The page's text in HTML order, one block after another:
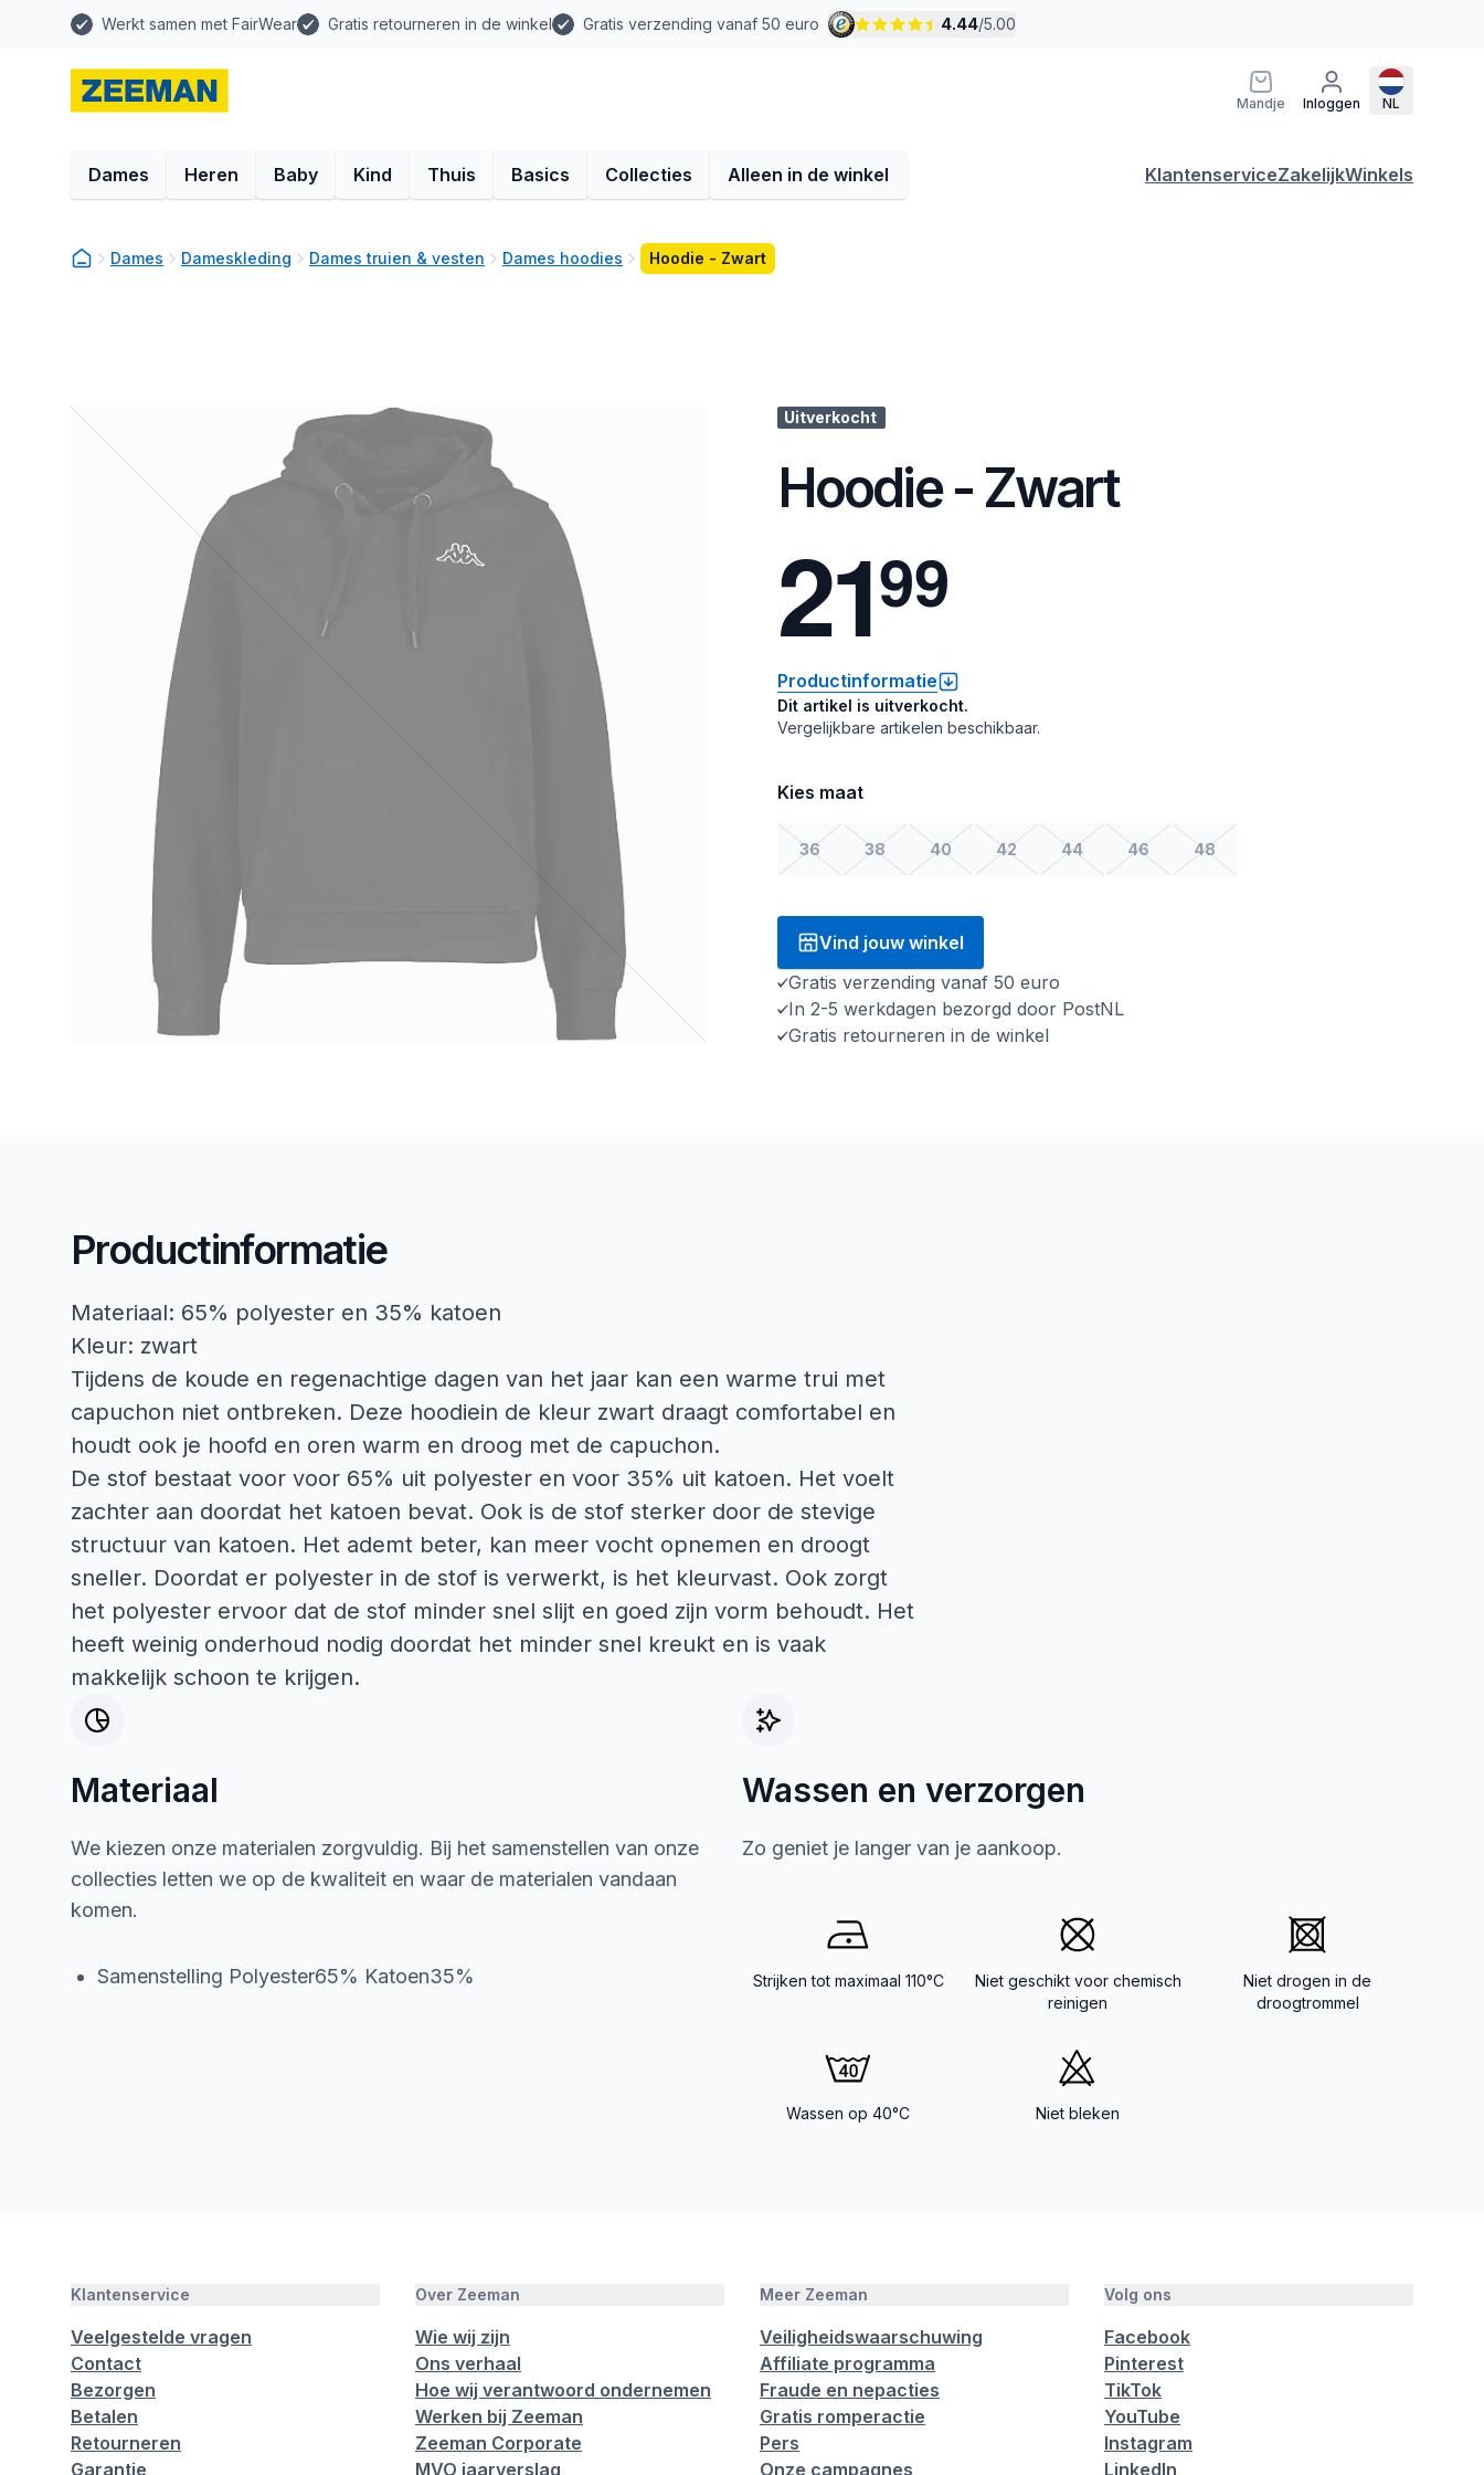
Werkt samen met FairWear Gratis retourneren in de winkel Gratis verzending vanaf 50 euro 4.44/5.00
Mandje Inloggen NL
Dames Heren Baby Kind Thuis Basics Collecties Alleen in de winkel KlantenserviceZakelijkWinkels
Dames Dameskleding Dames truien & vesten Dames hoodies Hoodie - Zwart
Uitverkocht
Hoodie - Zwart
2199
Productinformatie
Dit artikel is uitverkocht.
Vergelijkbare artikelen beschikbaar.
Kies maat
36 38 40 42 44 46 48
Vind jouw winkel
Gratis verzending vanaf 50 euro
In 2-5 werkdagen bezorgd door PostNL
Gratis retourneren in de winkel
Productinformatie
Materiaal: 65% polyester en 35% katoen
Kleur: zwart
Tijdens de koude en regenachtige dagen van het jaar kan een warme trui met
capuchon niet ontbreken. Deze hoodiein de kleur zwart draagt comfortabel en
houdt ook je hoofd en oren warm en droog met de capuchon.
De stof bestaat voor voor 65% uit polyester en voor 35% uit katoen. Het voelt
zachter aan doordat het katoen bevat. Ook is de stof sterker door de stevige
structuur van katoen. Het ademt beter, kan meer vocht opnemen en droogt
sneller. Doordat er polyester in de stof is verwerkt, is het kleurvast. Ook zorgt
het polyester ervoor dat de stof minder snel slijt en goed zijn vorm behoudt. Het
heeft weinig onderhoud nodig doordat het minder snel kreukt en is vaak
makkelijk schoon te krijgen.
Materiaal
We kiezen onze materialen zorgvuldig. Bij het samenstellen van onze
collecties letten we op de kwaliteit en waar de materialen vandaan
komen.
Samenstelling Polyester65% Katoen35%
Wassen en verzorgen
Zo geniet je langer van je aankoop.
Strijken tot maximaal 110°C
Niet geschikt voor chemisch
reinigen
Niet drogen in de
droogtrommel
Wassen op 40°C Niet bleken
Klantenservice
Veelgestelde vragen
Contact
Bezorgen
Betalen
Retourneren
Garantie
Over Zeeman
Wie wij zijn
Ons verhaal
Hoe wij verantwoord ondernemen
Werken bij Zeeman
Zeeman Corporate
MVO jaarverslag
Meer Zeeman
Veiligheidswaarschuwing
Affiliate programma
Fraude en nepacties
Gratis romperactie
Pers
Onze campagnes
Volg ons
Facebook
Pinterest
TikTok
YouTube
Instagram
LinkedIn